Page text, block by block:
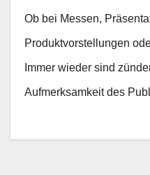
Ob bei Messen,
Produktvorstellungen
Immer wieder sind
Aufmerksamkeit des